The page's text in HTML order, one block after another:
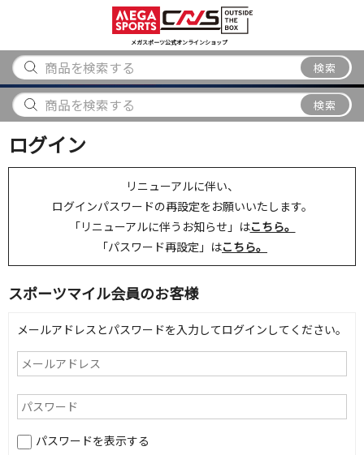
メガスポーツ公式オンラインショップ
検索
アウトドア
から探す
ブランド
から探す
検索
ログイン
リニューアルに伴い、
ログインパスワードの再設定をお願いいたします。
「リニューアルに伴うお知らせ」はこちら。
「パスワード再設定」はこちら。
スポーツマイル会員のお客様
メールアドレスとパスワードを入力してログインしてください。
パスワードを表示する